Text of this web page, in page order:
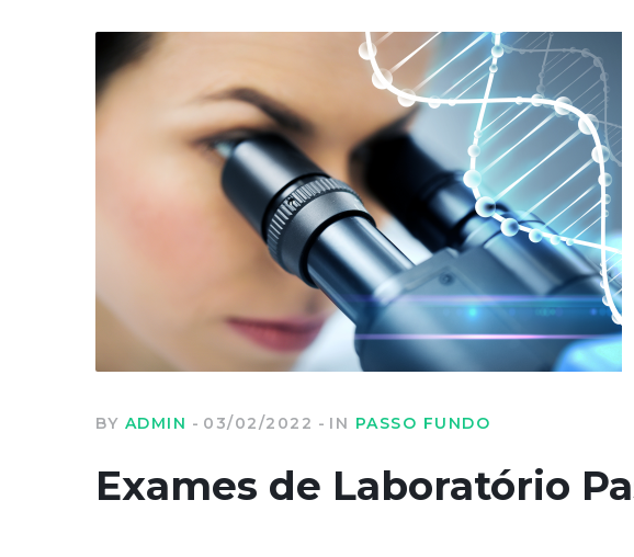
BY ADMIN 03/02/2022 IN PASSO FUNDO
Exames de Laboratório